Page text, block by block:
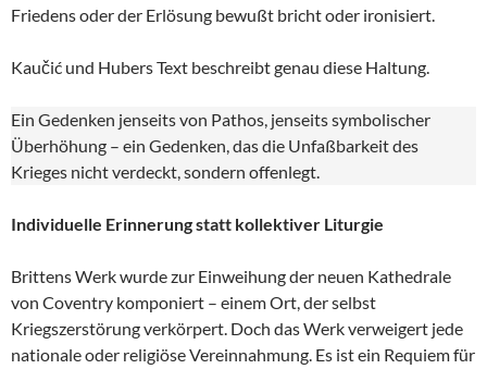
Friedens oder der Erlösung bewußt bricht oder ironisiert.
Kaučić und Hubers Text beschreibt genau diese Haltung.
Ein Gedenken jenseits von Pathos, jenseits symbolischer
Überhöhung – ein Gedenken, das die Unfaßbarkeit des
Krieges nicht verdeckt, sondern offenlegt.
Individuelle Erinnerung statt kollektiver Liturgie
Brittens Werk wurde zur Einweihung der neuen Kathedrale
von Coventry komponiert – einem Ort, der selbst
Kriegszerstörung verkörpert. Doch das Werk verweigert jede
nationale oder religiöse Vereinnahmung. Es ist ein Requiem für